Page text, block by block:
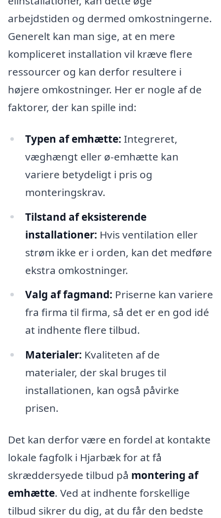
arbejdstiden og dermed omkostningerne.
Generelt kan man sige, at en mere
kompliceret installation vil kræve flere
ressourcer og kan derfor resultere i
højere omkostninger. Her er nogle af de
faktorer, der kan spille ind:
Typen af emhætte: Integreret,
væghængt eller ø-emhætte kan
variere betydeligt i pris og
monteringskrav.
Tilstand af eksisterende
installationer: Hvis ventilation eller
strøm ikke er i orden, kan det medføre
ekstra omkostninger.
Valg af fagmand: Priserne kan variere
fra firma til firma, så det er en god idé
at indhente flere tilbud.
Materialer: Kvaliteten af de
materialer, der skal bruges til
installationen, kan også påvirke
prisen.
Det kan derfor være en fordel at kontakte
lokale fagfolk i Hjarbæk for at få
skræddersyede tilbud på montering af
emhætte. Ved at indhente forskellige
tilbud sikrer du dig, at du får den bedste